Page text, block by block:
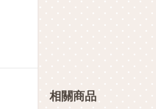
相關商品